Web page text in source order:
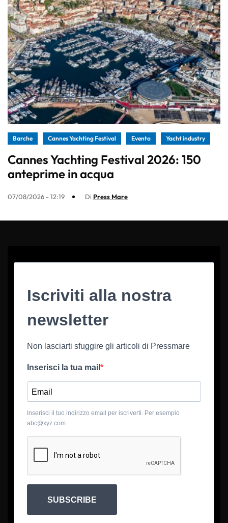
Barche Cannes Yachting Festival Evento Yacht industry
Cannes Yachting Festival 2026: 150
anteprime in acqua
07/08/2026 - 12:19 Di Press Mare
Iscriviti alla nostra
newsletter
Non lasciarti sfuggire gli articoli di Pressmare
Inserisci la tua mail
Inserisci il tuo indirizzo email per iscriverti. Per esempio
abc@xyz.com
SUBSCRIBE